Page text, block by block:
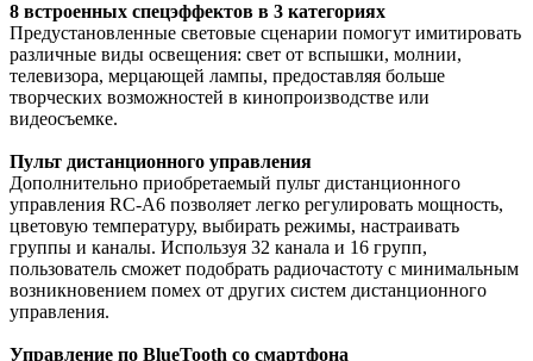
8 встроенных спецэффектов в 3 категориях
Предустановленные световые сценарии помогут имитировать
различные виды освещения: свет от вспышки, молнии,
телевизора, мерцающей лампы, предоставляя больше
творческих возможностей в кинопроизводстве или
видеосъемке.
Пульт дистанционного управления
Дополнительно приобретаемый пульт дистанционного
управления RC-А6 позволяет легко регулировать мощность,
цветовую температуру, выбирать режимы, настраивать
группы и каналы. Используя 32 канала и 16 групп,
пользователь сможет подобрать радиочастоту с минимальным
возникновением помех от других систем дистанционного
управления.
Управление по BlueTooth со смартфона